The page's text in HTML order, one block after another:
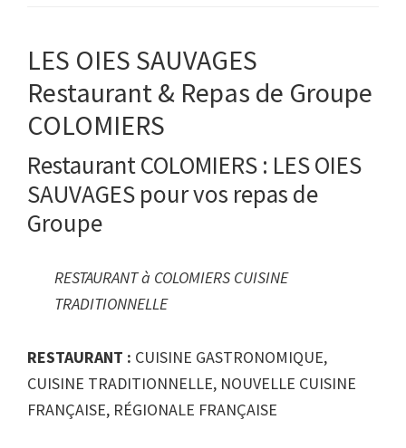
LES OIES SAUVAGES
Restaurant & Repas de Groupe
COLOMIERS
Restaurant COLOMIERS : LES OIES
SAUVAGES pour vos repas de
Groupe
RESTAURANT à COLOMIERS CUISINE
TRADITIONNELLE
RESTAURANT : CUISINE GASTRONOMIQUE,
CUISINE TRADITIONNELLE, NOUVELLE CUISINE
FRANÇAISE, RÉGIONALE FRANÇAISE